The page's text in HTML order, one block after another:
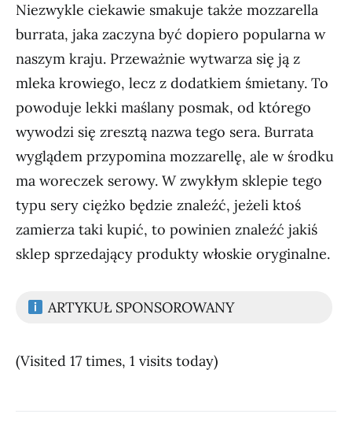
Niezwykle ciekawie smakuje także mozzarella
burrata, jaka zaczyna być dopiero popularna w
naszym kraju. Przeważnie wytwarza się ją z
mleka krowiego, lecz z dodatkiem śmietany. To
powoduje lekki maślany posmak, od którego
wywodzi się zresztą nazwa tego sera. Burrata
wyglądem przypomina mozzarellę, ale w środku
ma woreczek serowy. W zwykłym sklepie tego
typu sery ciężko będzie znaleźć, jeżeli ktoś
zamierza taki kupić, to powinien znaleźć jakiś
sklep sprzedający produkty włoskie oryginalne.
ARTYKUŁ SPONSOROWANY
(Visited 17 times, 1 visits today)